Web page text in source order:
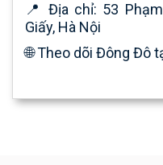
📍 Địa chỉ: 53
Giấy, Hà Nội
🌐 Theo dõi Đông Đô